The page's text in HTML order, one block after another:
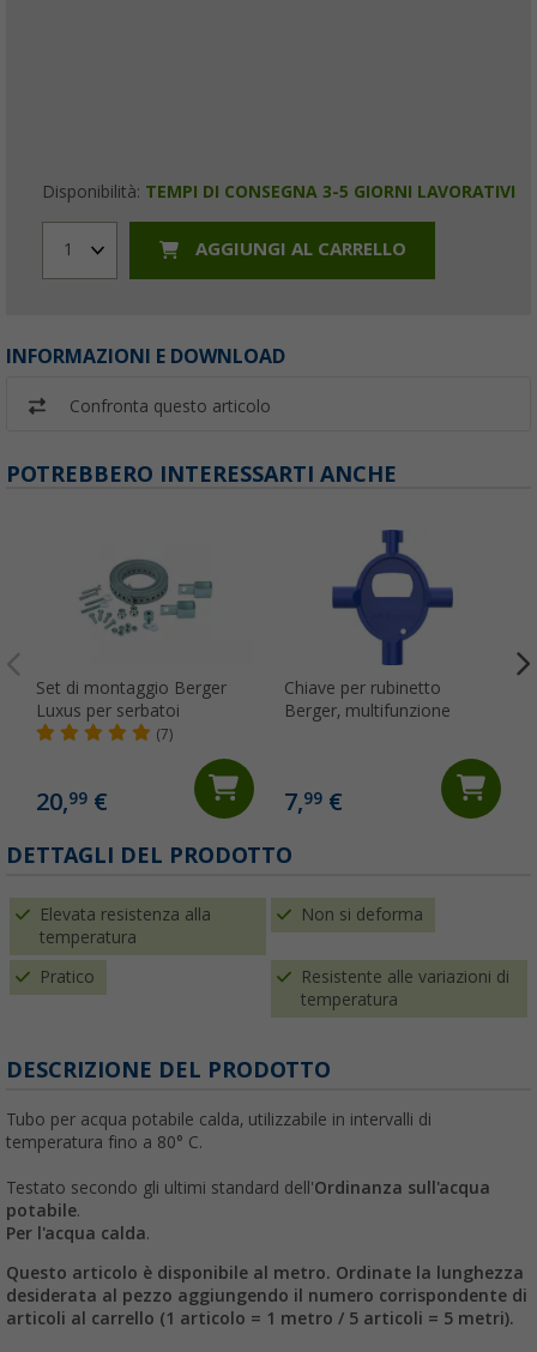
Disponibilità: TEMPI DI CONSEGNA 3-5 GIORNI LAVORATIVI
1 AGGIUNGI AL CARRELLO
INFORMAZIONI E DOWNLOAD
Confronta questo articolo
POTREBBERO INTERESSARTI ANCHE
Set di montaggio Berger
Luxus per serbatoi
(7)
20,99 €
Chiave per rubinetto
Berger, multifunzione
7,99€
DETTAGLI DEL PRODOTTO
Elevata resistenza alla
temperatura
Non si deforma
Pratico
Resistente alle variazioni di
temperatura
DESCRIZIONE DEL PRODOTTO
Tubo per acqua potabile calda, utilizzabile in intervalli di
temperatura fino a 80° C.
Testato secondo gli ultimi standard dell'Ordinanza sull'acqua
potabile.
Per l'acqua calda.
Questo articolo è disponibile al metro. Ordinate la lunghezza
desiderata al pezzo aggiungendo il numero corrispondente di
articoli al carrello (1 articolo = 1 metro / 5 articoli = 5 metri).